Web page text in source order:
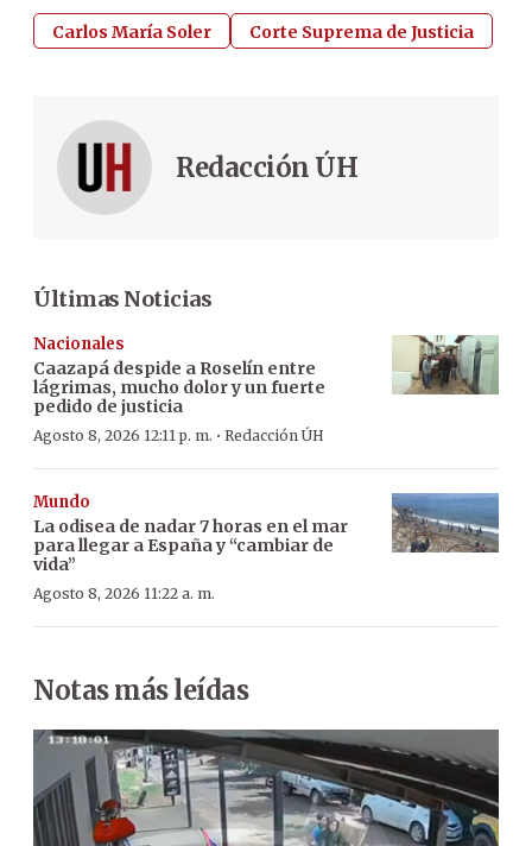
Carlos María Soler Corte Suprema de Justicia
Redacción ÚH
Últimas Noticias
Nacionales
Caazapá despide a Roselín entre
lágrimas, mucho dolor y un fuerte
pedido de justicia
Agosto 8, 2026 12:11 p. m. · Redacción ÚH
Mundo
La odisea de nadar 7 horas en el mar
para llegar a España y “cambiar de
vida”
Agosto 8, 2026 11:22 a. m.
Notas más leídas